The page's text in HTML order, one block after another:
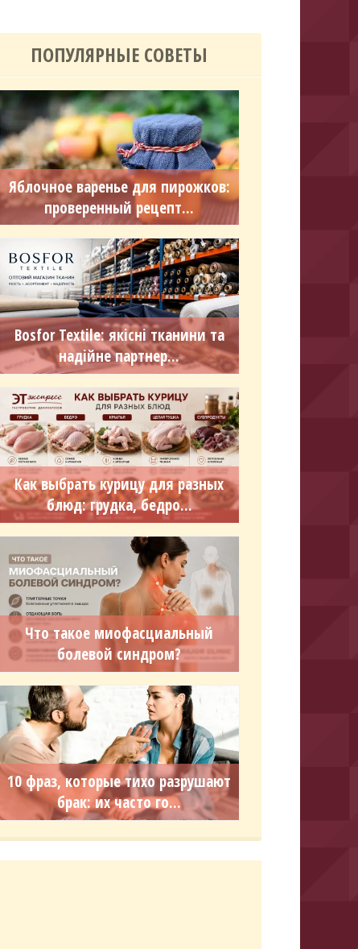
ПОПУЛЯРНЫЕ СОВЕТЫ
Яблочное варенье для пирожков:
проверенный рецепт...
Bosfor Textile: якісні тканини та
надійне партнер...
Как выбрать курицу для разных
блюд: грудка, бедро...
Что такое миофасциальный
болевой синдром?
10 фраз, которые тихо разрушают
брак: их часто го...